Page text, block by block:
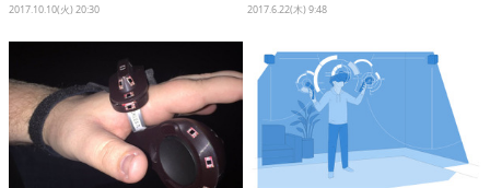
2017.10.10(火) 20:30
2017.6.22(木) 9:48